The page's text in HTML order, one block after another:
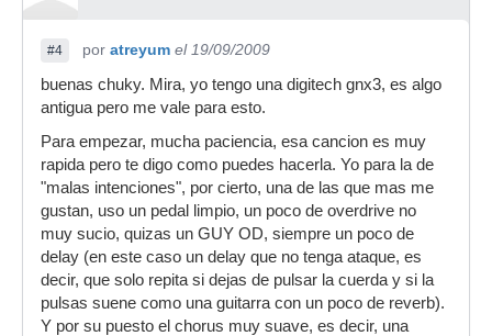
#4 por atreyum el 19/09/2009
buenas chuky. Mira, yo tengo una digitech gnx3, es algo
antigua pero me vale para esto.
Para empezar, mucha paciencia, esa cancion es muy
rapida pero te digo como puedes hacerla. Yo para la de
"malas intenciones", por cierto, una de las que mas me
gustan, uso un pedal limpio, un poco de overdrive no
muy sucio, quizas un GUY OD, siempre un poco de
delay (en este caso un delay que no tenga ataque, es
decir, que solo repita si dejas de pulsar la cuerda y si la
pulsas suene como una guitarra con un poco de reverb).
Y por su puesto el chorus muy suave, es decir, una